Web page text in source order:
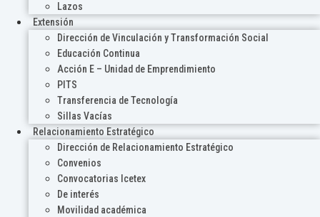
Lazos
Extensión
Dirección de Vinculación y Transformación Social
Educación Continua
Acción E – Unidad de Emprendimiento
PITS
Transferencia de Tecnología
Sillas Vacías
Relacionamiento Estratégico
Dirección de Relacionamiento Estratégico
Convenios
Convocatorias Icetex
De interés
Movilidad académica